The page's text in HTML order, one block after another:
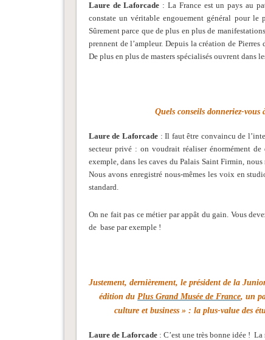
Laure de Laforcade : La France est un pays au
constate un véritable engouement général pour
Sûrement parce que de plus en plus de
prennent de l’ampleur. Depuis la création de Pierres
De plus en plus de masters spécialisés ouvrent dans
Quels conseils donneriez-
Laure de Laforcade : Il faut être convaincu de
secteur privé : on voudrait réaliser énormément
exemple, dans les caves du Palais Saint Firmin,
Nous avons enregistré nous-mêmes les voix en
standard.
On ne fait pas ce métier par appât du gain. Vous
de base par exemple !
Justement, dernièrement, le président de la
édition duPlus Grand Musée de France, un
culture et business » : la plus-value des
Laure de Laforcade: C’est une très bonne idée !